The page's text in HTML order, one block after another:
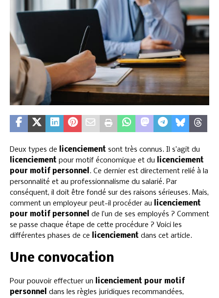
Deux types de licenciement sont très connus. Il s’agit du
licenciement pour motif économique et du
licenciement
pour motif personnel . Ce dernier est directement relié à la
personnalité et au professionnalisme du salarié. Par
conséquent, il doit être fondé sur des raisons sérieuses. Mais,
comment un employeur peut-il procéder au
licenciement
pour motif personnel de l’un de ses employés ? Comment
se passe chaque étape de cette procédure ? Voici les
différentes phases de ce
licenciement dans cet article.
Une convocation
Pour pouvoir effectuer un licenciement pour motif
personnel dans les règles juridiques recommandées,